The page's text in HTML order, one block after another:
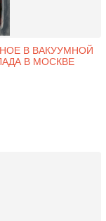
В ВАКУУМНОЙ
В МОСКВЕ